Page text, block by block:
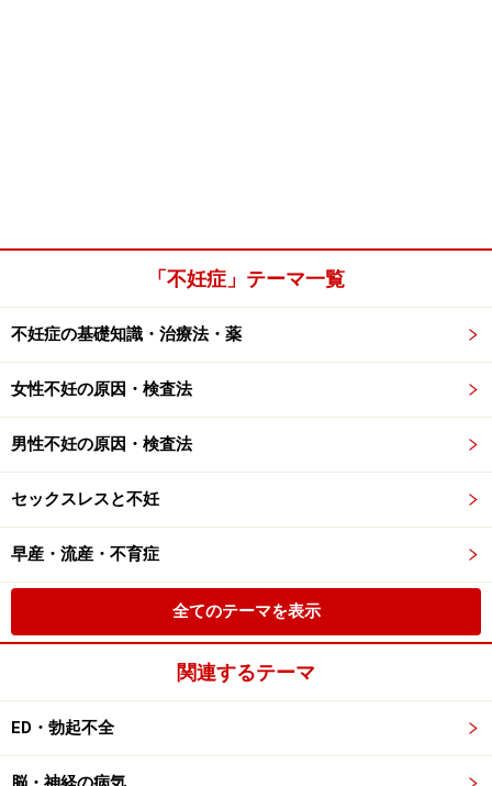
「不妊症」テーマ一覧
不妊症の基礎知識・治療法・薬
女性不妊の原因・検査法
男性不妊の原因・検査法
セックスレスと不妊
早産・流産・不育症
全てのテーマを表示
関連するテーマ
ED・勃起不全